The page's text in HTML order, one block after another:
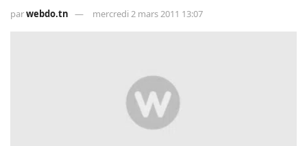
parwebdo.tn mercredi 2 mars 2011 13:07